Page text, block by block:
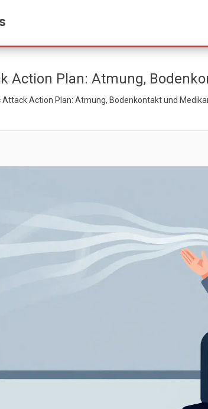
Action Plan: Atmung,
Attack Action Plan: Atmung, Bodenkontakt und